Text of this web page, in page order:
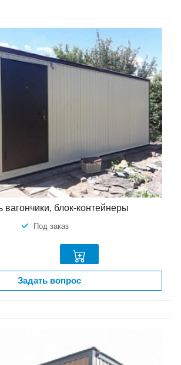
вагончики, блок-контейнеры
Под заказ
Задать вопрос